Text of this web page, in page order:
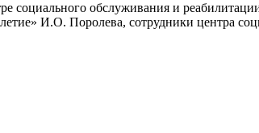
обслуживания и
И.О. Поролева, сотрудники центра